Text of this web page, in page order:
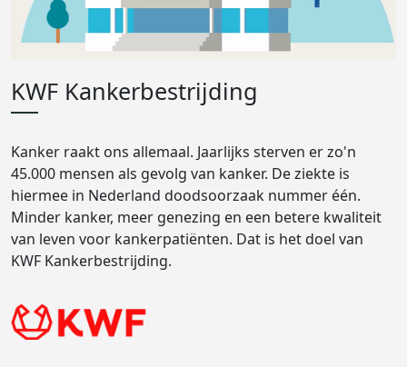
KWF Kankerbestrijding
Kanker raakt ons allemaal. Jaarlijks sterven er zo'n
45.000 mensen als gevolg van kanker. De ziekte is
hiermee in Nederland doodsoorzaak nummer één.
Minder kanker, meer genezing en een betere kwaliteit
van leven voor kankerpatiënten. Dat is het doel van
KWF Kankerbestrijding.